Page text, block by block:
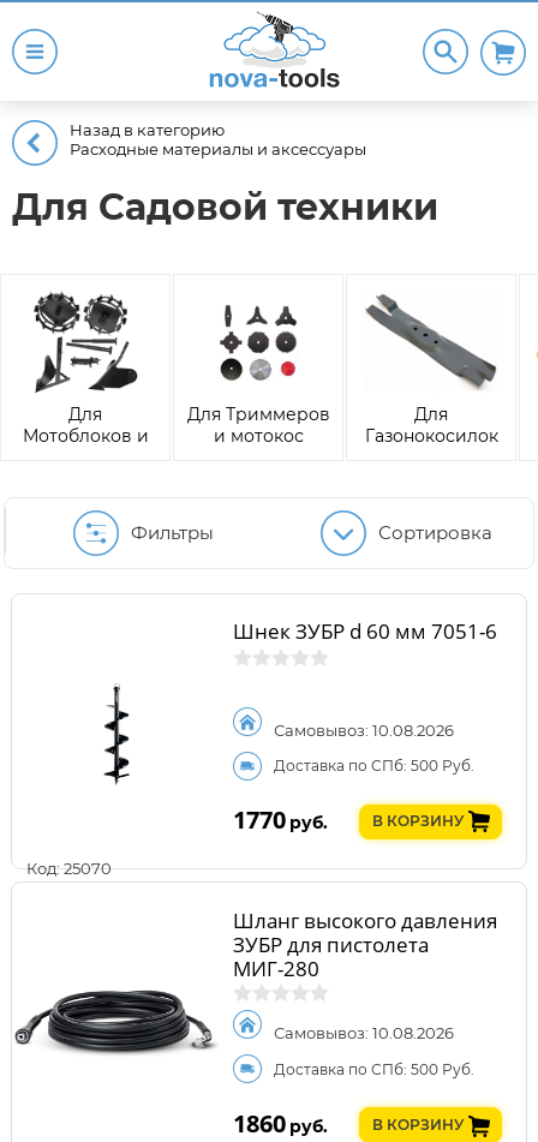
Назад в категорию
Расходные материалы и аксессуары
Для Садовой техники
Для
Мотоблоков и
Для Триммеров
и мотокос
Для
Газонокосилок
Фильтры Сортировка
Код: 25070
Шнек ЗУБР d 60 мм 7051-6
Самовывоз: 10.08.2026
Доставка по СПб: 500 Руб.
1770 руб. В КОРЗИНУ
Шланг высокого давления
ЗУБР для пистолета
МИГ-280
Самовывоз: 10.08.2026
Доставка по СПб: 500 Руб.
1860 руб. В КОРЗИНУ